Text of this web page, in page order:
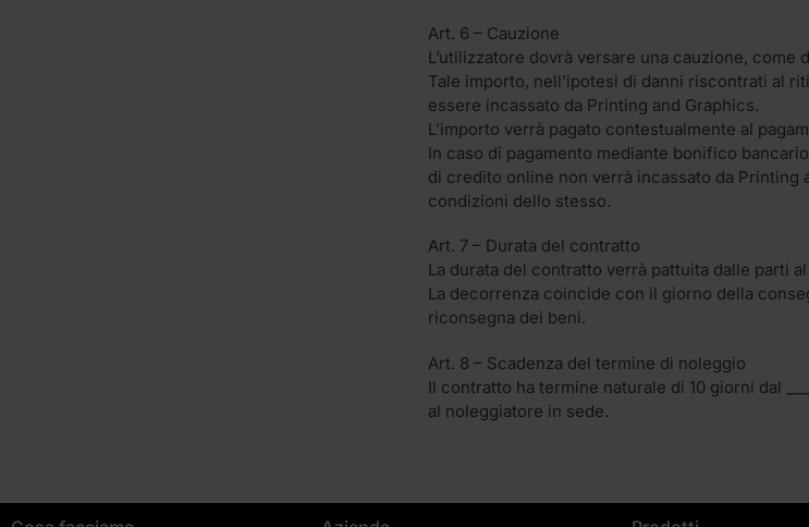
Art. 6 – Cauzione
L’utilizzatore dovrà versare una cauzione, come
Tale importo, nell’ipotesi di danni riscontrati al
essere incassato da Printing and Graphics.
L’importo verrà pagato contestualmente al
In caso di pagamento mediante bonifico
di credito online non verrà incassato da
condizioni dello stesso.
Art. 7 – Durata del contratto
La durata del contratto verrà pattuita dalle parti
La decorrenza coincide con il giorno della
riconsegna dei beni.
Art. 8 – Scadenza del termine di noleggio
Il contratto ha termine naturale di 10 giorni dal
al noleggiatore in sede.